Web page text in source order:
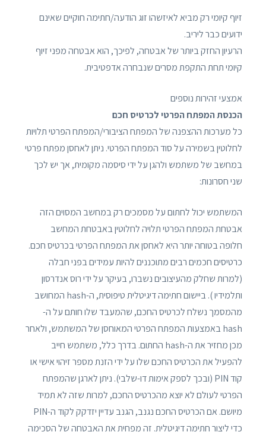
זיוף קיומי רק מביא לאיזשהו זוג הודעה/חתימה חוקיים שאינם
ידועים כבר ליריב.
הרעיון החזק ביותר של אבטחה, לפיכך, הוא אבטחה מפני זיוף
קיומי תחת התקפת מסרים שנבחרה אדפטיבית.
אמצעי זהירות נוספים
הכנסת המפתח הפרטי לכרטיס חכם
כל מערכות ההצפנה של המפתח הציבורי/המפתח הפרטי תלויות
לחלוטין בשמירה על סוד המפתח הפרטי. ניתן לאחסן מפתח פרטי
במחשב של משתמש ולהגן על ידי סיסמה מקומית, אך יש לכך
שני חסרונות:
המשתמש יכול לחתום על מסמכים רק במחשב המסוים הזה
אבטחת המפתח הפרטי תלויה לחלוטין באבטחת המחשב
חלופה בטוחה יותר היא לאחסן את המפתח הפרטי בכרטיס חכם.
כרטיסים חכמים רבים מתוכננים להיות עמידים בפני חבלה
(למרות שחלק מהעיצובים נשברו, בעיקר על ידי רוס אנדרסון
ותלמידיו ). ביישום חתימה דיגיטלית טיפוסית, ה-hash המחושב
מהמסמך נשלח לכרטיס החכם, שהמעבד שלו חותם על ה-
hash באמצעות המפתח הפרטי המאוחסן של המשתמש, ולאחר
מכן מחזיר את ה-hash החתום. בדרך כלל, משתמש חייב
להפעיל את הכרטיס החכם שלו על ידי הזנת מספר זיהוי אישי או
קוד PIN (ובכך לספק אימות דו-שלבי). ניתן לארגן שהמפתח
הפרטי לעולם לא יוצא מהכרטיס החכם, למרות שזה לא תמיד
מיושם. אם הכרטיס החכם נגנב, הגנב עדיין יזדקק לקוד ה-PIN
כדי ליצור חתימה דיגיטלית. זה מפחית את האבטחה של הסכימה